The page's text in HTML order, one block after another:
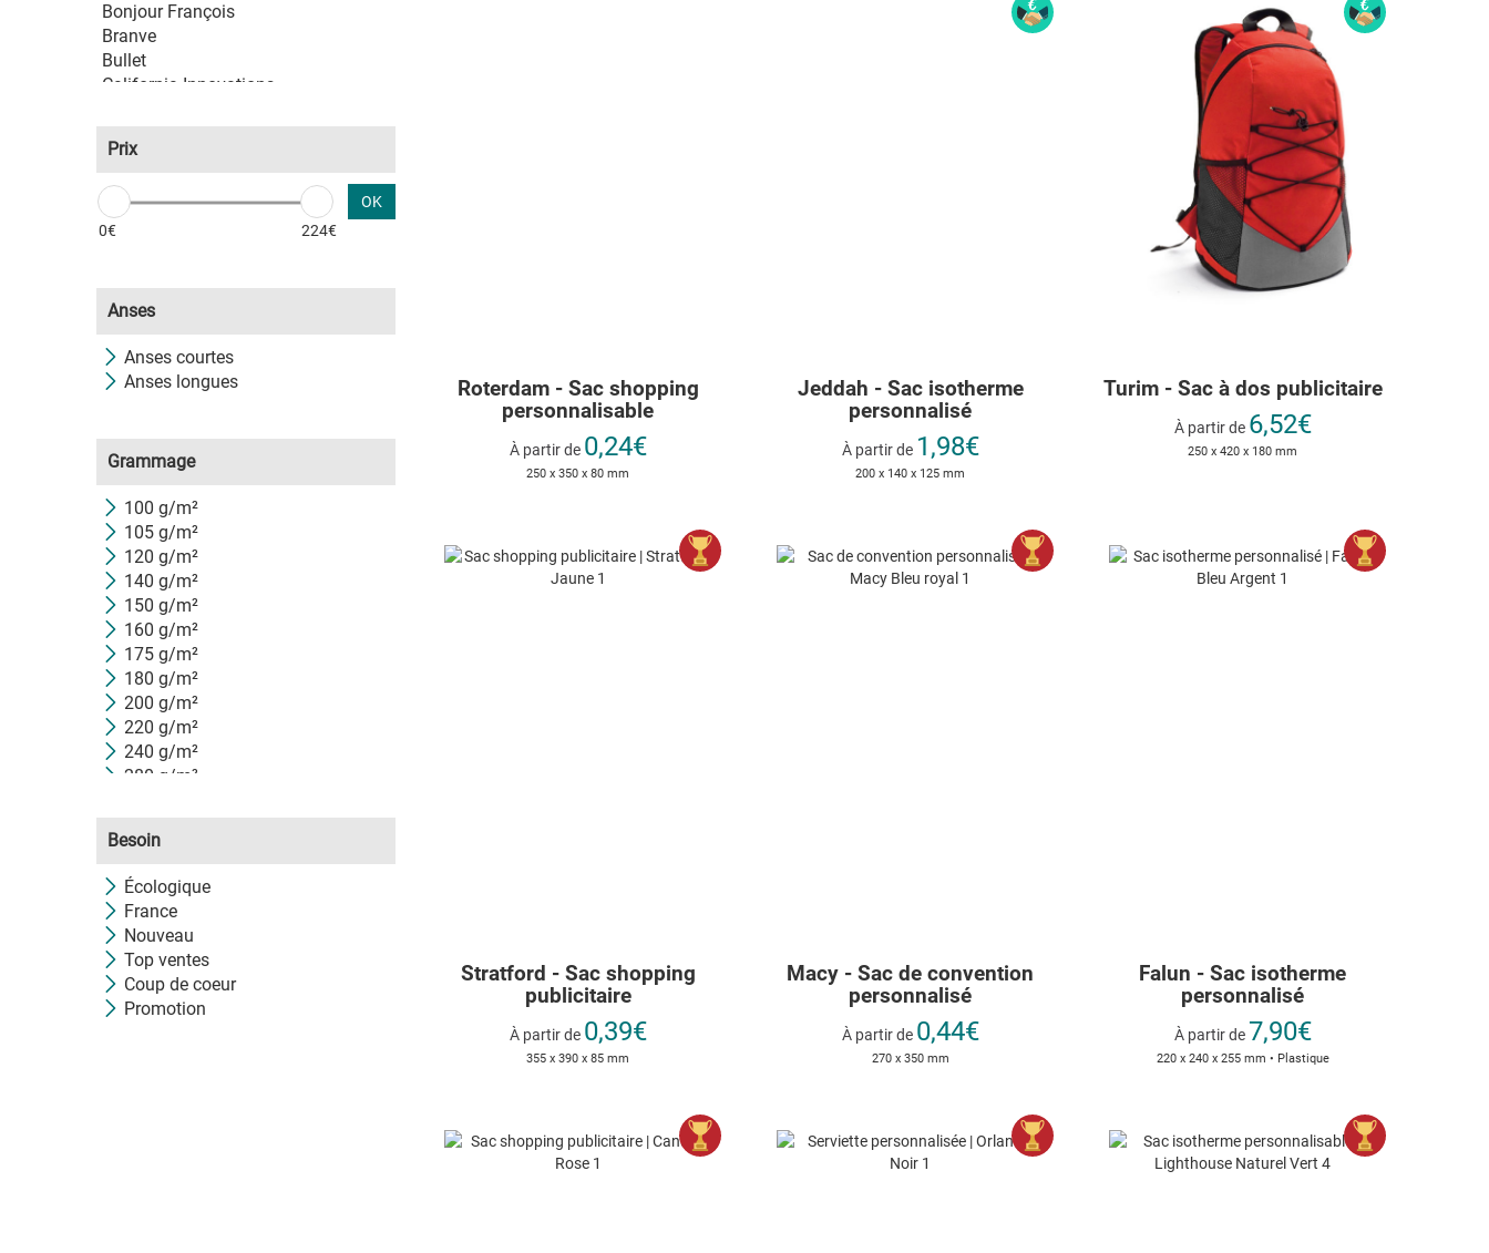
Bonjour François
Branve
Bullet
California Innovations
Divoom
Elle
Field & Co
Halfar
Hidea
Le Vestiaire
Proact
Samsonite
Stanley/Stella
Studio by Hindbag
Swiss Peak
Thule
Vinga
Westford Mill
XD
XD Collection
XD Design
XD Xclusive
Prix
0€ 224€
OK
Anses
Anses courtes
Anses longues
Grammage
100 g/m²
105 g/m²
120 g/m²
140 g/m²
150 g/m²
160 g/m²
175 g/m²
180 g/m²
200 g/m²
220 g/m²
240 g/m²
280 g/m²
300 g/m²
340 g/m²
360 g/m²
407 g/m²
80 g/m²
Besoin
Écologique
France
Nouveau
Top ventes
Coup de coeur
Promotion
Roterdam - Sac shopping
personnalisable
À partir de 0,24€
250 x 350 x 80 mm
Jeddah - Sac isotherme
personnalisé
À partir de 1,98€
200 x 140 x 125 mm
Turim - Sac à dos publicitaire
À partir de 6,52€
250 x 420 x 180 mm
Stratford - Sac shopping
publicitaire
À partir de 0,39€
355 x 390 x 85 mm
Macy - Sac de convention
personnalisé
À partir de 0,44€
270 x 350 mm
Falun - Sac isotherme
personnalisé
À partir de7,90€
220 x 240 x 255 mm • Plastique